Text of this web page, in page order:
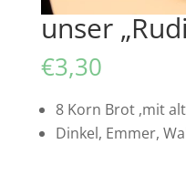
unser
€3,30
8 Korn Brot ,mit
Dinkel, Emmer,